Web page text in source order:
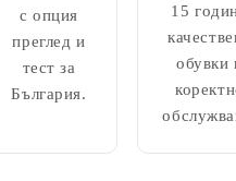
с опция
преглед и
тест за
България.
15
обувки